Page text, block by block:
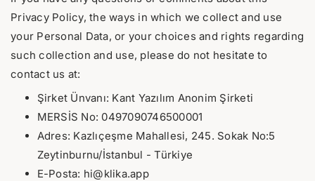
Privacy Policy, the ways in which we collect and use
your Personal Data, or your choices and rights regarding
such collection and use, please do not hesitate to
contact us at:
Şirket Ünvanı: Kant Yazılım Anonim Şirketi
MERSİS No: 0497090746500001
Adres: Kazlıçeşme Mahallesi, 245. Sokak No:5
Zeytinburnu/İstanbul - Türkiye
E-Posta: hi@klika.app